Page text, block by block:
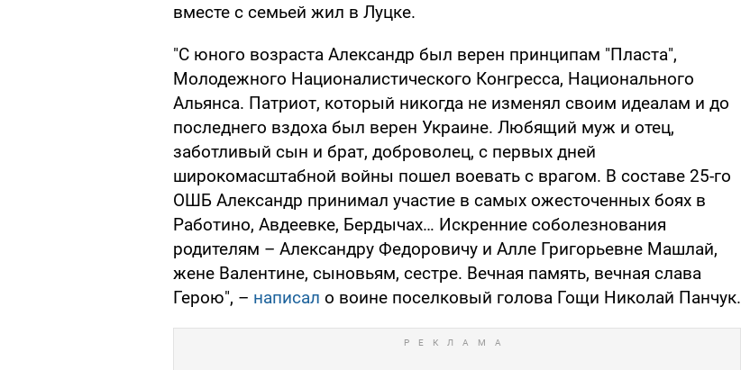
вместе с семьей жил в Луцке.
"С юного возраста Александр был верен принципам "Пласта",
Молодежного Националистического Конгресса, Национального
Альянса. Патриот, который никогда не изменял своим идеалам и до
последнего вздоха был верен Украине. Любящий муж и отец,
заботливый сын и брат, доброволец, с первых дней
широкомасштабной войны пошел воевать с врагом. В составе 25-го
ОШБ Александр принимал участие в самых ожесточенных боях в
Работино, Авдеевке, Бердычах… Искренние соболезнования
родителям – Александру Федоровичу и Алле Григорьевне Машлай,
жене Валентине, сыновьям, сестре. Вечная память, вечная слава
Герою", – написал о воине поселковый голова Гощи Николай Панчук.